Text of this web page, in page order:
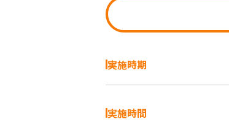
実施時期
実施時間